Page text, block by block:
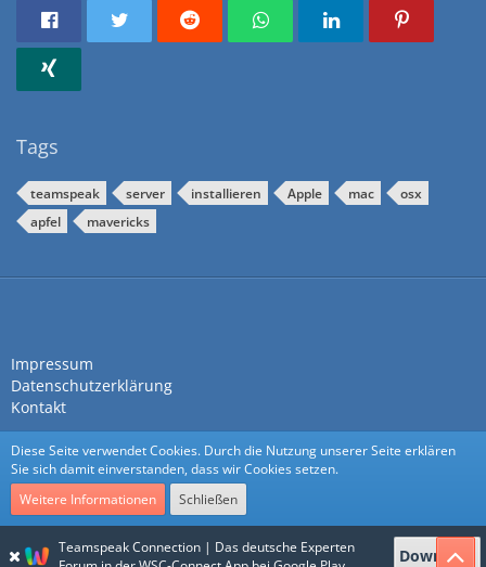
Tags
teamspeak server installieren Apple mac
osx
apfel
mavericks
Impressum
Datenschutzerklärung
Kontakt
Community-Software:WoltLab Suite™
Stil:Nexusvoncls-design
Teamspeak Connection | Das deutsche Experten
Download
Diese Seite verwendet Cookies. Durch die Nutzung unserer Seite erklären
Sie sich damit einverstanden, dass wir Cookies setzen.
Weitere Informationen
Schließen